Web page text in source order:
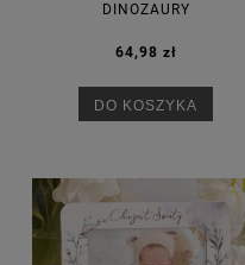
DINOZAURY
64,98 zł
DO KOSZYKA